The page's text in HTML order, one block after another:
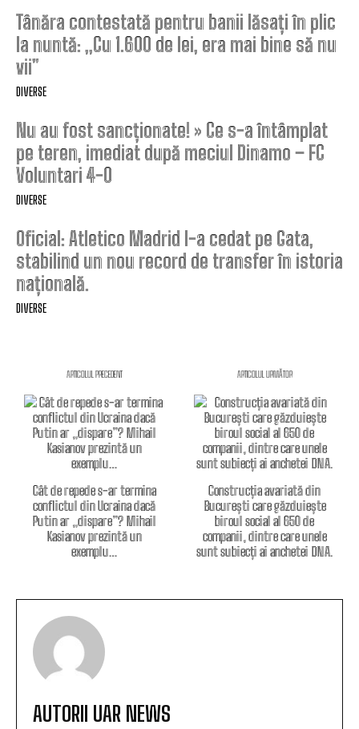
Tânăra contestată pentru banii lăsați în plic
la nuntă: „Cu 1.600 de lei, era mai bine să nu
vii”
DIVERSE
Nu au fost sancționate! » Ce s-a întâmplat
pe teren, imediat după meciul Dinamo – FC
Voluntari 4-0
DIVERSE
Oficial: Atletico Madrid l-a cedat pe Gata,
stabilind un nou record de transfer în istoria
națională.
DIVERSE
ARTICOLUL PRECEDENT
Cât de repede s-ar termina
conflictul din Ucraina dacă
Putin ar „dispare”? Mihail
Kasianov prezintă un
exemplu…
ARTICOLUL URMĂTOR
Construcția avariată din
București care găzduiește
biroul social al 650 de
companii, dintre care unele
sunt subiecți ai anchetei DNA.
AUTORII UAR NEWS